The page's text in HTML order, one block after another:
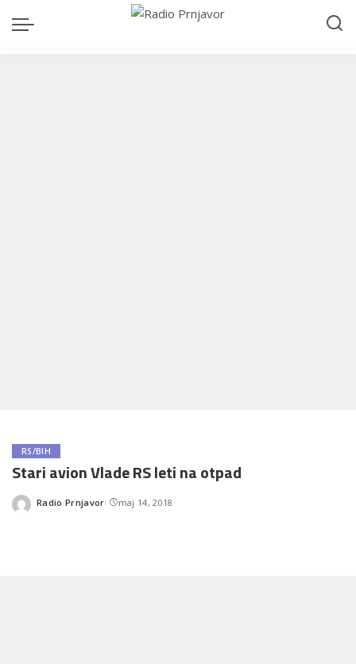
RS/BIH
Stari avion Vlade RS leti na otpad
Posted
Radio Prnjavor maj 14, 2018